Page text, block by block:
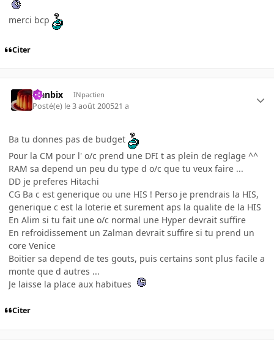
merci bcp
Citer
Flanbix INpactien
Posté(e) le 3 août 200521 a
Ba tu donnes pas de budget
Pour la CM pour l' o/c prend une DFI t as plein de reglage ^^
RAM sa depend un peu du type d o/c que tu veux faire ...
DD je preferes Hitachi
CG Ba c est generique ou une HIS ! Perso je prendrais la HIS,
generique c est la loterie et surement aps la qualite de la HIS
En Alim si tu fait une o/c normal une Hyper devrait suffire
En refroidissement un Zalman devrait suffire si tu prend un
core Venice
Boitier sa depend de tes gouts, puis certains sont plus facile a
monte que d autres ...
Je laisse la place aux habitues
Citer